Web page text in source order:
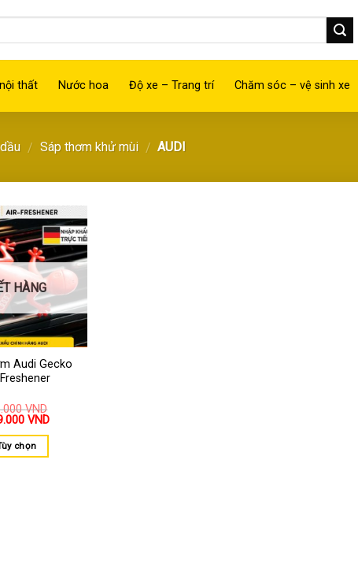
thất Nước hoa Độ xe – Trang trí Chăm sóc – vệ sinh xe
/ Sáp thơm khử mùi / AUDI
Thêm
vào
yêu
HÀNG
Audi Gecko
VND
VND
chọn